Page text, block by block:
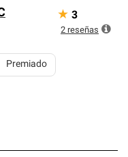
Premiado
★ 3
2 reseñas